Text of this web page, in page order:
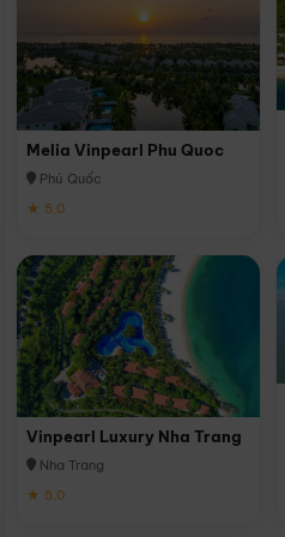
Melia Vinpearl Phu Quoc
Phú Quốc
★ 5.0
Vinpearl Luxury Nha Trang
Nha Trang
★ 5.0